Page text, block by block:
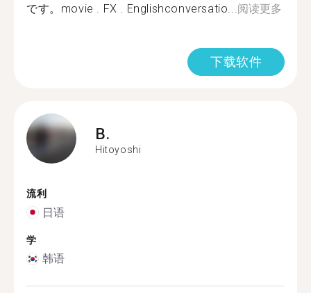
です。movie . FX . Englishconversatio...阅读更多
下载软件
B.
Hitoyoshi
流利
日语
学
韩语